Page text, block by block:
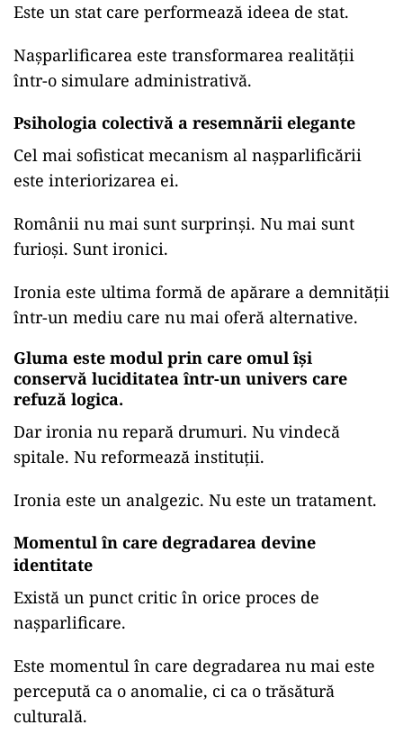
Este un stat care performează ideea de stat.
Nașparlificarea este transformarea realității
într-o simulare administrativă.
Psihologia colectivă a resemnării elegante
Cel mai sofisticat mecanism al nașparlificării
este interiorizarea ei.
Românii nu mai sunt surprinși. Nu mai sunt
furioși. Sunt ironici.
Ironia este ultima formă de apărare a demnității
într-un mediu care nu mai oferă alternative.
Gluma este modul prin care omul își
conservă luciditatea într-un univers care
refuză logica.
Dar ironia nu repară drumuri. Nu vindecă
spitale. Nu reformează instituții.
Ironia este un analgezic. Nu este un tratament.
Momentul în care degradarea devine
identitate
Există un punct critic în orice proces de
nașparlificare.
Este momentul în care degradarea nu mai este
percepută ca o anomalie, ci ca o trăsătură
culturală.